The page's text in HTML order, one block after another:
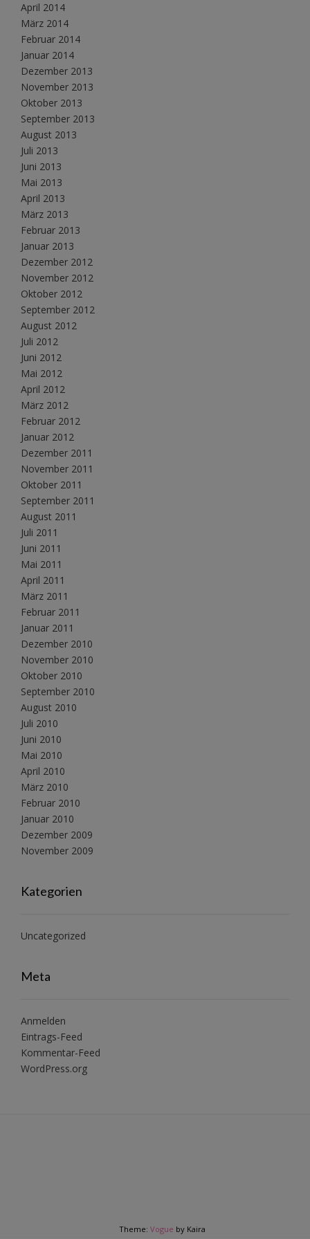
April 2014
März 2014
Februar 2014
Januar 2014
Dezember 2013
November 2013
Oktober 2013
September 2013
August 2013
Juli 2013
Juni 2013
Mai 2013
April 2013
März 2013
Februar 2013
Januar 2013
Dezember 2012
November 2012
Oktober 2012
September 2012
August 2012
Juli 2012
Juni 2012
Mai 2012
April 2012
März 2012
Februar 2012
Januar 2012
Dezember 2011
November 2011
Oktober 2011
September 2011
August 2011
Juli 2011
Juni 2011
Mai 2011
April 2011
März 2011
Februar 2011
Januar 2011
Dezember 2010
November 2010
Oktober 2010
September 2010
August 2010
Juli 2010
Juni 2010
Mai 2010
April 2010
März 2010
Februar 2010
Januar 2010
Dezember 2009
November 2009
Kategorien
Uncategorized
Meta
Anmelden
Eintrags-Feed
Kommentar-Feed
WordPress.org
Theme: Vogue by Kaira